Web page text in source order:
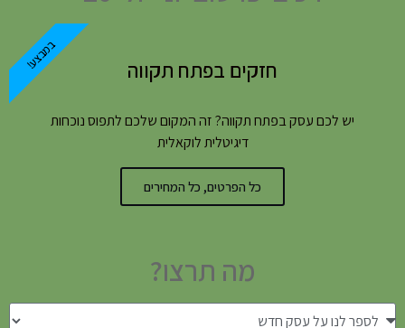
חזקים בפתח תקווה
יש לכם עסק בפתח תקווה? זה המקום שלכם לתפוס נוכחות
דיגיטלית לוקאלית
כל הפרטים, כל המחירים
במבצע!
מה תרצו?